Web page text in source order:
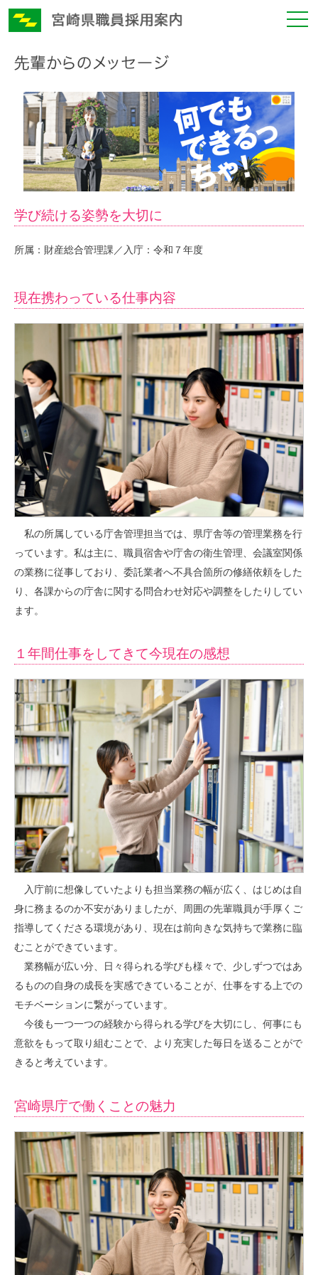
学び続ける姿勢を大切に
所属：財産総合管理課／入庁：令和７年度
現在携わっている仕事内容
私の所属している庁舎管理担当では、県庁舎等の管理業務を行
っています。私は主に、職員宿舎や庁舎の衛生管理、会議室関係
の業務に従事しており、委託業者へ不具合箇所の修繕依頼をした
り、各課からの庁舎に関する問合わせ対応や調整をしたりしてい
ます。
１年間仕事をしてきて今現在の感想
入庁前に想像していたよりも担当業務の幅が広く、はじめは自
身に務まるのか不安がありましたが、周囲の先輩職員が手厚くご
指導してくださる環境があり、現在は前向きな気持ちで業務に臨
むことができています。
業務幅が広い分、日々得られる学びも様々で、少しずつではあ
るものの自身の成長を実感できていることが、仕事をする上での
モチベーションに繋がっています。
今後も一つ一つの経験から得られる学びを大切にし、何事にも
意欲をもって取り組むことで、より充実した毎日を送ることがで
きると考えています。
宮崎県庁で働くことの魅力